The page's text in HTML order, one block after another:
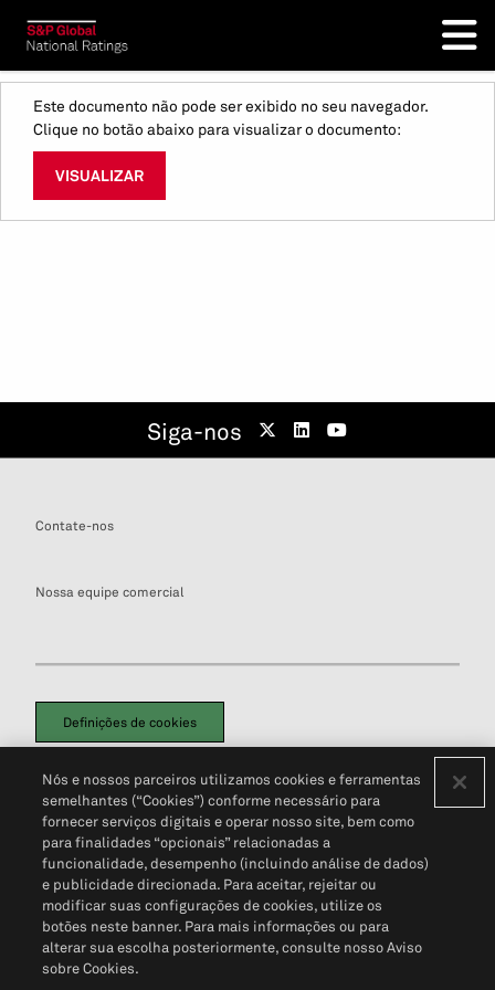
Este documento não pode ser exibido no seu navegador.
Clique no botão abaixo para visualizar o documento:
VISUALIZAR
Siga-nos
Contate-nos
Nossa equipe comercial
Definições de cookies
Política de PrivacidadePortal de privacidade do cliente (em inglês)
Não Venda Minhas Informações Pessoais© 2026 S&P Global
Nós e nossos parceiros utilizamos cookies e ferramentas
semelhantes (“Cookies”) conforme necessário para
fornecer serviços digitais e operar nosso site, bem como
para finalidades “opcionais” relacionadas a
funcionalidade, desempenho (incluindo análise de dados)
e publicidade direcionada. Para aceitar, rejeitar ou
modificar suas configurações de cookies, utilize os
botões neste banner. Para mais informações ou para
alterar sua escolha posteriormente, consulte nosso Aviso
sobre Cookies.